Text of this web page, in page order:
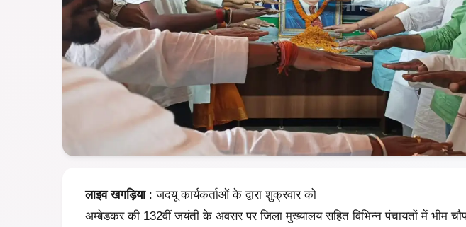
लाइव खगड़िया: जदयू कार्यकर्ताओं के द्वारा शुक्रवार को
अम्बेडकर की 132वीं जयंती के अवसर पर जिला मुख्यालय सहित विभिन्न पंचायतों में भीम